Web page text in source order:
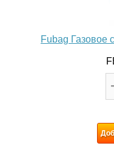
Fubag Газовое